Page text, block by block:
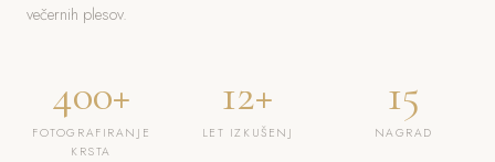
večernih plesov.
400+
FOTOGRAFIRANJE
KRSTA
12+
LET IZKUŠENJ
15
NAGRAD